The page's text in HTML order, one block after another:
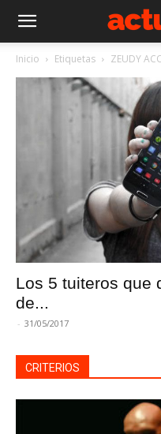
Inicio Etiquetas ZEUDY
Los 5 tuiteros que
de...
- 31/05/2017
CRITERIOS